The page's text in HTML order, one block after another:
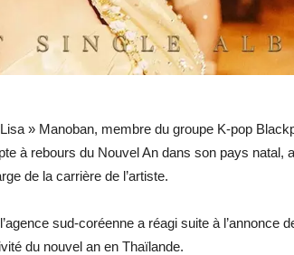
» Manoban, membre du groupe K-pop
à rebours du Nouvel An dans son pays natal,
de la carrière de l’artiste.
sud-coréenne a réagi suite à l’annonce
du nouvel an en Thaïlande.